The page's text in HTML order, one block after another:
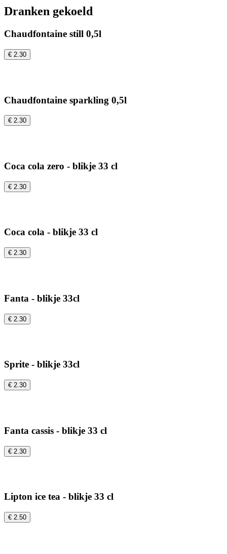
Dranken gekoeld
Chaudfontaine still 0,5l
€ 2.30
Chaudfontaine sparkling 0,5l
€ 2.30
Coca cola zero - blikje 33 cl
€ 2.30
Coca cola - blikje 33 cl
€ 2.30
Fanta - blikje 33cl
€ 2.30
Sprite - blikje 33cl
€ 2.30
Fanta cassis - blikje 33 cl
€ 2.30
Lipton ice tea - blikje 33 cl
€ 2.50